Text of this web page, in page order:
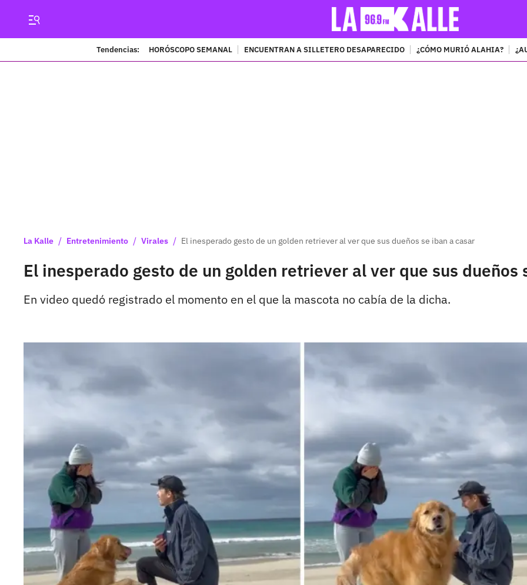
Tendencias: HORÓSCOPO SEMANAL ENCUENTRAN A SILLETERO DESAPARECIDO ¿CÓMO MURIÓ ALAHIA?
La Kalle / Entretenimiento / Virales / El inesperado gesto de un golden retriever al ver que sus dueños se iban a casar
El inesperado gesto de un golden retriever al ver que sus dueños
En video quedó registrado el momento en el que la mascota no cabía de la dicha.